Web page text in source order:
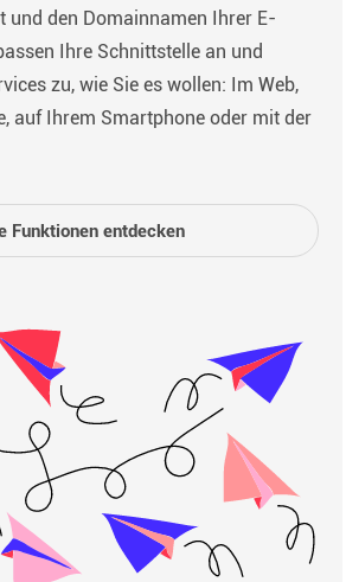
und den Domainnamen Ihrer E-
Ihre Schnittstelle an und
zu, wie Sie es wollen: Im Web,
auf Ihrem Smartphone oder mit der
Funktionen entdecken